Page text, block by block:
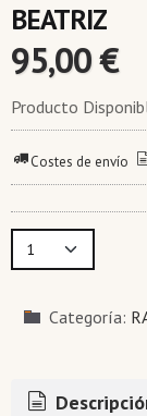
BEATRIZ
95,00 €
Producto
Costes de envío
Categoría: